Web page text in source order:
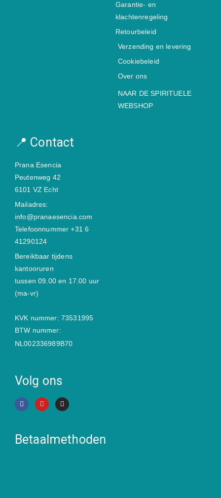
Garantie- en
klachtenregeling
Retourbeleid
Verzending en levering
Cookiebeleid
Over ons
NAAR DE SPIRITUELE
WEBSHOP
📍 Contact
Prana Esencia
Peutenweg 42
6101 VZ Echt
Mailadres:
info@pranaesencia.com
Telefoonnummer +31 6
41290124
Bereikbaar tijdens
kantooruren
tussen 09.00 en 17.00 uur
(ma-vr)
KVK nummer: 73531995
BTW nummer:
NL002336989B70
Volg ons
Betaalmethoden